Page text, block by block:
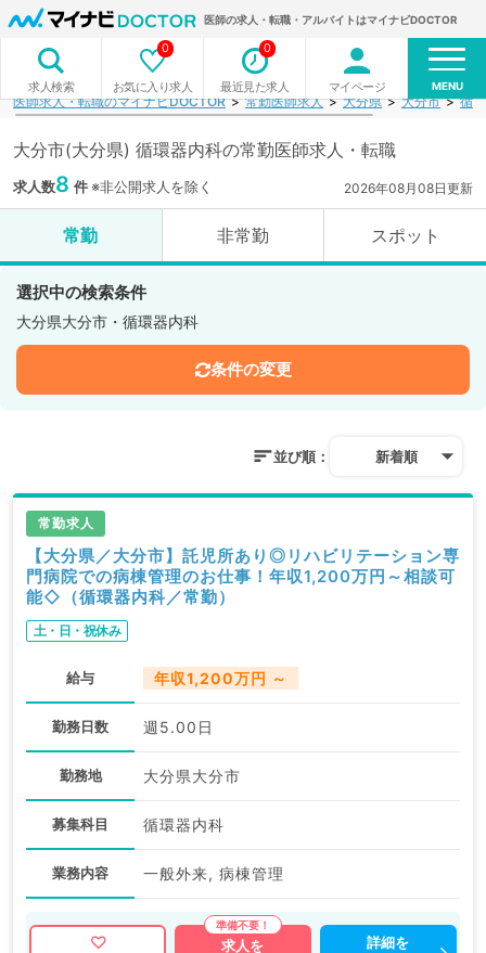
医師の求人・転職・アルバイトはマイナビDOCTOR
求人検索 お気に入り求人
0
最近見た求人
0
マイページ MENU
医師求人・転職のマイナビDOCTOR 常勤医師求人 大分県 大分市 循
大分市(大分県) 循環器内科の常勤医師求人・転職
求人数8 件※非公開求人を除く 2026年08月08日更新
常勤 非常勤 スポット
選択中の検索条件
大分県大分市・循環器内科
条件の変更
並び順： 新着順
常勤求人
【大分県／大分市】託児所あり◎リハビリテーション専
門病院での病棟管理のお仕事！年収1,200万円～相談可
能◇（循環器内科／常勤）
土・日・祝休み
給与 年収1,200万円 ～
勤務日数 週5.00日
勤務地 大分県大分市
募集科目 循環器内科
業務内容 一般外来, 病棟管理
求人を
詳細を